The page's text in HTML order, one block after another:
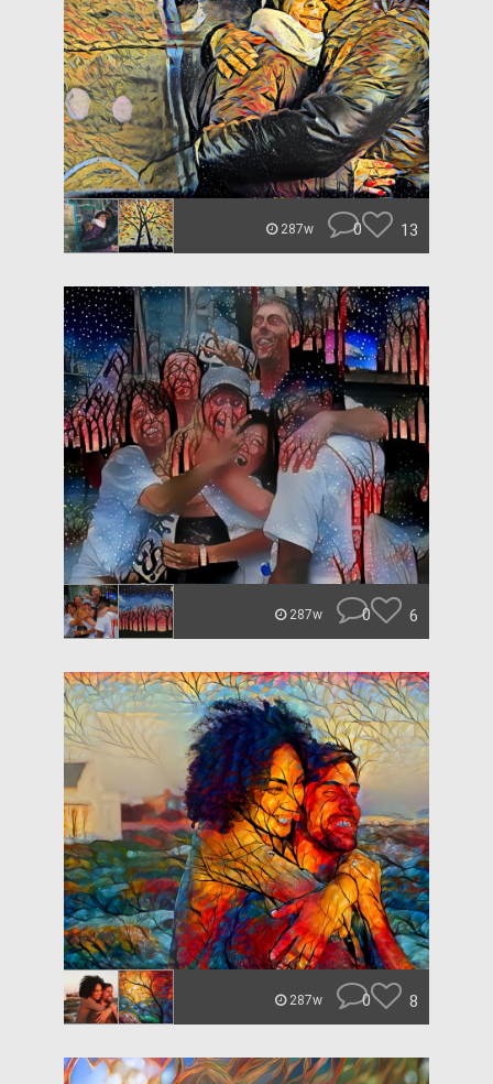
287w 0 13
287w 0 6
287w 0 8